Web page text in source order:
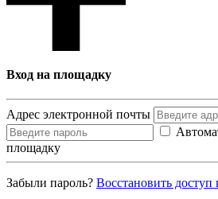
Вход на площадку
Адрес электронной почты
площадку
Забыли пароль? Восcтановить доступ